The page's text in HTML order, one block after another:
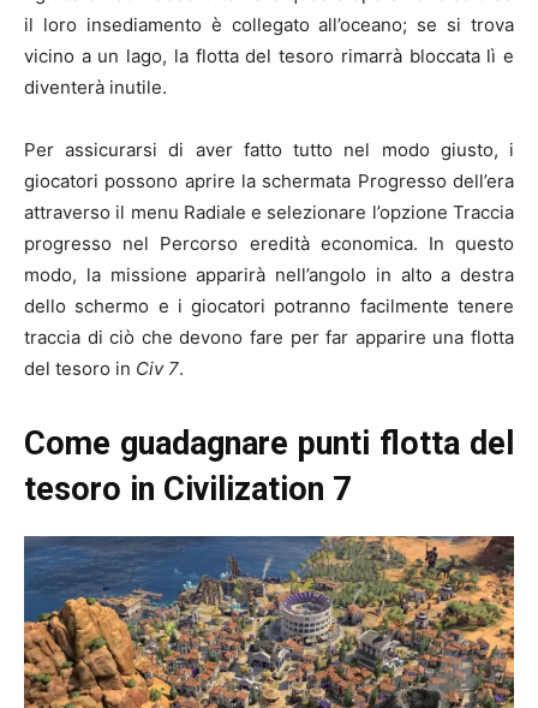
il loro insediamento è collegato all’oceano; se si trova
vicino a un lago, la flotta del tesoro rimarrà bloccata lì e
diventerà inutile.
Per assicurarsi di aver fatto tutto nel modo giusto, i
giocatori possono aprire la schermata Progresso dell’era
attraverso il menu Radiale e selezionare l’opzione Traccia
progresso nel Percorso eredità economica. In questo
modo, la missione apparirà nell’angolo in alto a destra
dello schermo e i giocatori potranno facilmente tenere
traccia di ciò che devono fare per far apparire una flotta
del tesoro in Civ 7.
Come guadagnare punti flotta del
tesoro in Civilization 7